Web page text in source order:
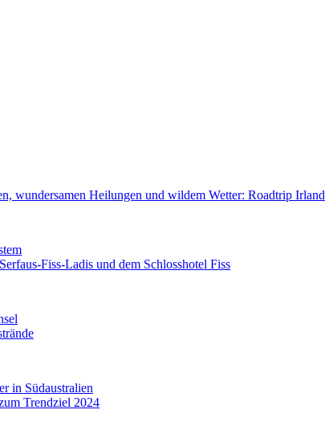
wundersamen Heilungen und wildem Wetter: Roadtrip Irland
Fiss-Ladis und dem Schlosshotel Fiss
in Südaustralien
Trendziel 2024